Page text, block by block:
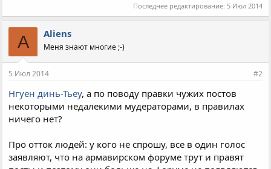
Последнее редактирование: 5 Июл 2014
A Aliens
Меня знают многие ;-)
5 Июл 2014 #2
Нгуен динь-Тьеу, а по поводу правки чужих постов
некоторыми недалекими мудераторами, в правилах
ничего нет?
Про отток людей: у кого не спрошу, все в один голос
заявляют, что на армавирском форуме трут и правят